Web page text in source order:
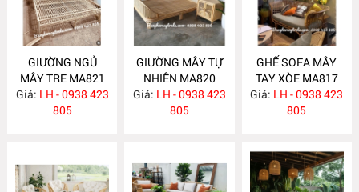
GIƯỜNG NGỦ
MÂY TRE MA821
Giá: LH - 0938 423
805
GIƯỜNG MÂY TỰ
NHIÊN MA820
Giá: LH - 0938 423
805
GHẾ SOFA MÂY
TAY XÒE MA817
Giá: LH - 0938 423
805